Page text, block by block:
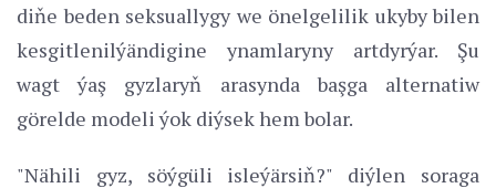
diňe beden seksuallygy we önelgelilik ukyby bilen
kesgitlenilýändigine ynamlaryny artdyrýar. Şu
wagt ýaş gyzlaryň arasynda başga alternatiw
görelde modeli ýok diýsek hem bolar.
"Nähili gyz, söýgüli isleýärsiň?" diýlen soraga